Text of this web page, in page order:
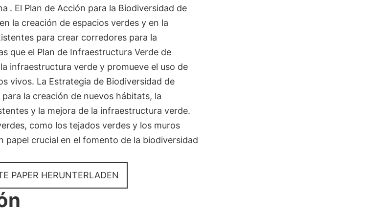
. El Plan de Acción para la Biodiversidad de
la creación de espacios verdes y en la
para crear corredores para la
que el Plan de Infraestructura Verde de
infraestructura verde y promueve el uso de
vivos. La Estrategia de Biodiversidad de
la creación de nuevos hábitats, la
y la mejora de la infraestructura verde.
como los tejados verdes y los muros
papel crucial en el fomento de la biodiversidad
PAPER HERUNTERLADEN